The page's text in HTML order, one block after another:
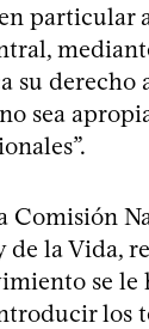
particular
su derecho
sea
Comisión
de la Vida,
se le
los